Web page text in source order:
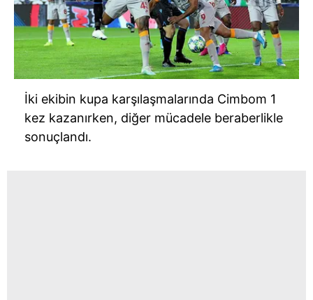
İki ekibin kupa karşılaşmalarında Cimbom 1
kez kazanırken, diğer mücadele beraberlikle
sonuçlandı.